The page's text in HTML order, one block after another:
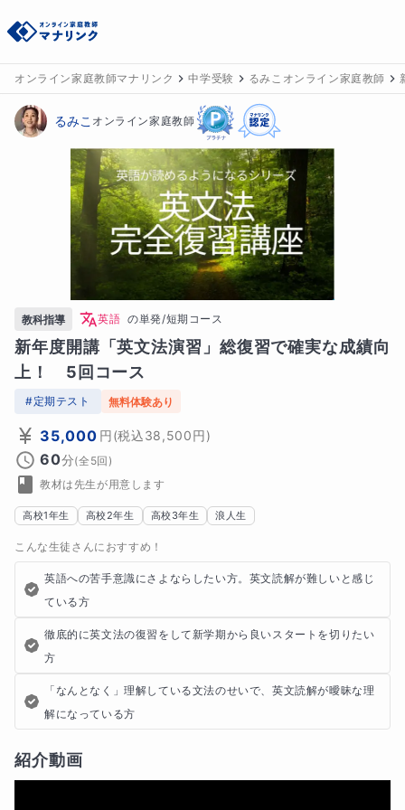
オンライン家庭教師マナリンク 中学受験 るみこオンライン家庭教師
るみこ オンライン家庭教師
教科指導 英語 の単発/短期コース
新年度開講「英文法演習」総復習で確実な成績向
上！　5回コース
#定期テスト 無料体験あり
35,000 円(税込38,500円)
60分(全 5回)
教材は先生が用意します
高校1年生 高校2年生 高校3年生 浪人生
こんな生徒さんにおすすめ！
英語への苦手意識にさよならしたい方。英文読解が難しいと感じ
ている方
徹底的に英文法の復習をして新学期から良いスタートを切りたい
方
「なんとなく」理解している文法のせいで、英文読解が曖昧な理
解になっている方
紹介動画